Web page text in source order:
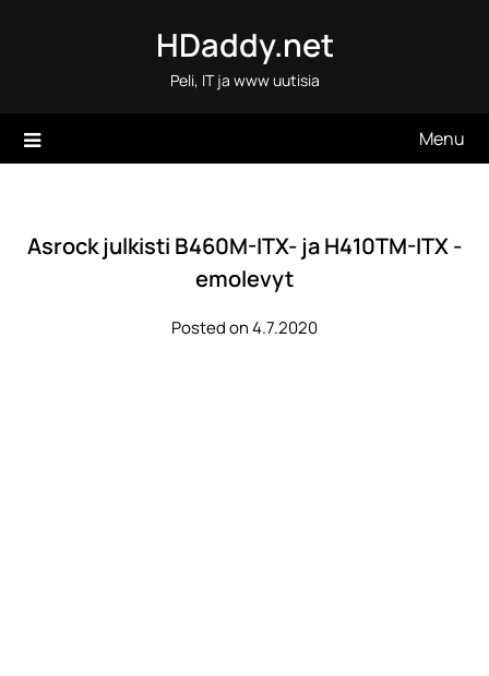
HDaddy.net
Peli, IT ja www uutisia
Menu
Asrock julkisti B460M-ITX- ja H410TM-ITX -
emolevyt
Posted on 4.7.2020